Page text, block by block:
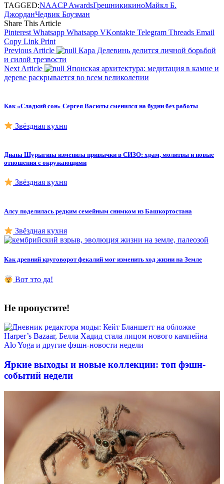
TAGGED:NAACP AwardsГрешникикиноМайкл Б.
ДжорданЧедвик Боузман
Share This Article
Pinterest Whatsapp Whatsapp VKontakte Telegram Threads Email
Copy Link Print
Previous Article
Кара Делевинь делится личной борьбой
и силой трезвости
Next Article
Японская архитектура: медитация в камне и
дереве раскрывается во всем великолепии
Как «Сладкий сон» Сергея Васюты сменился на будни без работы
Звёздная кухня
Диана Шурыгина изменила привычки в СИЗО: храм, молитвы и новые
отношения с окружающими
Звёздная кухня
Алсу поделилась редким семейным снимком из Башкортостана
Звёздная кухня
Как древний круговорот фекалий мог изменить ход жизни на Земле
Вот это да!
Не пропустите!
Яркие выходы и новые коллекции: топ фэшн-
событий недели